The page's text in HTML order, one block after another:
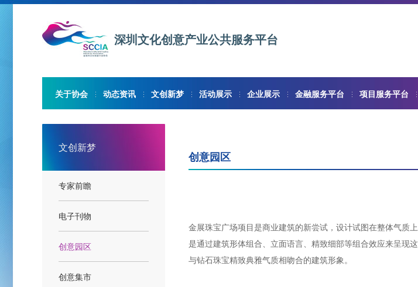
深圳文化创意产业公共服务平台
关于协会 动态资讯 文创新梦 活动展示 企业展示 金融服务平台 项目服务平台
文创新梦
专家前瞻
电子刊物
创意园区
创意集市
创意园区
金展珠宝广场项目是商业建筑的新尝试，设计试图在整体气质
是通过建筑形体组合、立面语言、精致细部等组合效应来呈现
与钻石珠宝精致典雅气质相吻合的建筑形象。